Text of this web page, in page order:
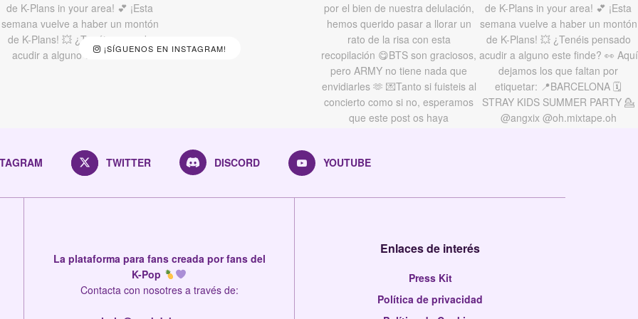
¡SÍGUENOS EN INSTAGRAM!
TWITTER DISCORD YOUTUBE
La plataforma para fans creada por fans del
K-Pop
Contacta con nosotres a través de:
Enlaces de interés
Press Kit
Política de privacidad